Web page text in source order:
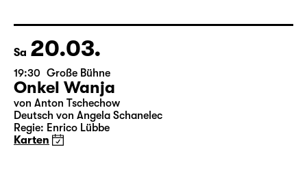
18:45 + 19:00 Einführung im Rangfoyer
Karten
Sa 20.03.
19:30 Große Bühne
Onkel Wanja